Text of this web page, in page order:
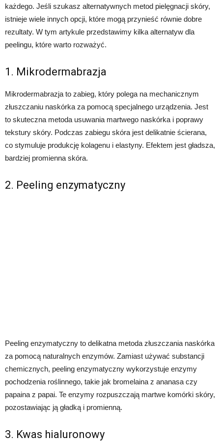
każdego. Jeśli szukasz alternatywnych metod pielęgnacji skóry,
istnieje wiele innych opcji, które mogą przynieść równie dobre
rezultaty. W tym artykule przedstawimy kilka alternatyw dla
peelingu, które warto rozważyć.
1. Mikrodermabrazja
Mikrodermabrazja to zabieg, który polega na mechanicznym
złuszczaniu naskórka za pomocą specjalnego urządzenia. Jest
to skuteczna metoda usuwania martwego naskórka i poprawy
tekstury skóry. Podczas zabiegu skóra jest delikatnie ścierana,
co stymuluje produkcję kolagenu i elastyny. Efektem jest gładsza,
bardziej promienna skóra.
2. Peeling enzymatyczny
Peeling enzymatyczny to delikatna metoda złuszczania naskórka
za pomocą naturalnych enzymów. Zamiast używać substancji
chemicznych, peeling enzymatyczny wykorzystuje enzymy
pochodzenia roślinnego, takie jak bromelaina z ananasa czy
papaina z papai. Te enzymy rozpuszczają martwe komórki skóry,
pozostawiając ją gładką i promienną.
3. Kwas hialuronowy